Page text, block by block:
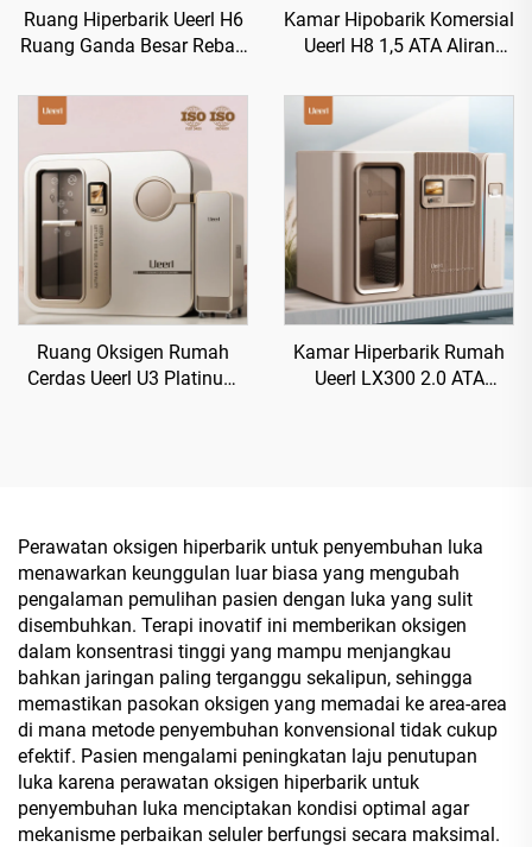
Ruang Hiperbarik Ueerl H6
Ruang Ganda Besar Rebah
Kamar Hipobarik Komersial
Ueerl H8 1,5 ATA Aliran
Kecantikan
Ruang Oksigen Rumah
Cerdas Ueerl U3 Platinum
Kamar Hiperbarik Rumah
Ueerl LX300 2.0 ATA
Perawatan oksigen hiperbarik untuk penyembuhan luka
menawarkan keunggulan luar biasa yang mengubah
pengalaman pemulihan pasien dengan luka yang sulit
disembuhkan. Terapi inovatif ini memberikan oksigen
dalam konsentrasi tinggi yang mampu menjangkau
bahkan jaringan paling terganggu sekalipun, sehingga
memastikan pasokan oksigen yang memadai ke area-area
di mana metode penyembuhan konvensional tidak cukup
efektif. Pasien mengalami peningkatan laju penutupan
luka karena perawatan oksigen hiperbarik untuk
penyembuhan luka menciptakan kondisi optimal agar
mekanisme perbaikan seluler berfungsi secara maksimal.